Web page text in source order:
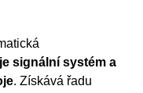
signální systém a
. Získává řadu